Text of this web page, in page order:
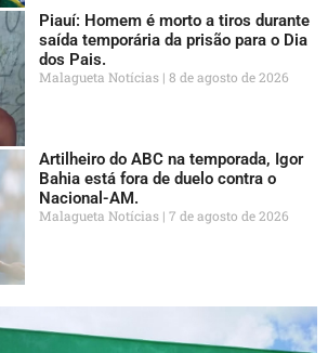
Piauí: Homem é morto a tiros durante
saída temporária da prisão para o Dia
dos Pais.
Malagueta Notícias 8 de agosto de 2026
Artilheiro do ABC na temporada, Igor
Bahia está fora de duelo contra o
Nacional-AM.
Malagueta Notícias 7 de agosto de 2026